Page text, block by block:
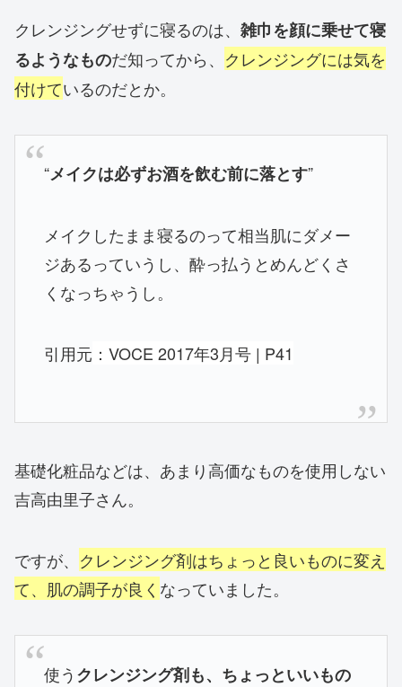
クレンジングせずに寝るのは、 雑巾を顔に乗せて寝
るようなものだ知ってから、 クレンジングには気を
付けているのだとか。
“メイクは必ずお酒を飲む前に落とす”
メイクしたまま寝るのって相当肌にダメー
ジあるっていうし、酔っ払うとめんどくさ
くなっちゃうし。
引用元 ：VOCE 2017年3月号 | P41
基礎化粧品などは、あまり高価なものを使用しない
吉高由里子さん。
ですが、 クレンジング剤はちょっと良いものに変え
て、肌の調子が良く なっていました。
使うクレンジング剤も、ちょっといいもの